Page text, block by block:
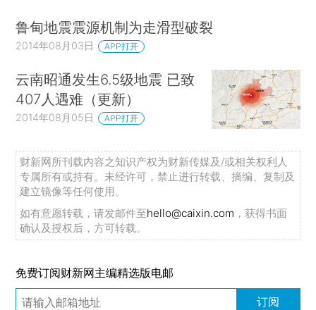
鲁甸地震震源机制为走滑型破裂
2014年08月03日 APP打开
云南昭通发生6.5级地震 已致
407人遇难（更新）
2014年08月05日 APP打开
财新网所刊载内容之知识产权为财新传媒及/或相关权利人
专属所有或持有。未经许可，禁止进行转载、摘编、复制及
建立镜像等任何使用。
如有意愿转载，请发邮件至hello@caixin.com ，获得书面
确认及授权后，方可转载。
免费订阅财新网主编精选版电邮
订阅